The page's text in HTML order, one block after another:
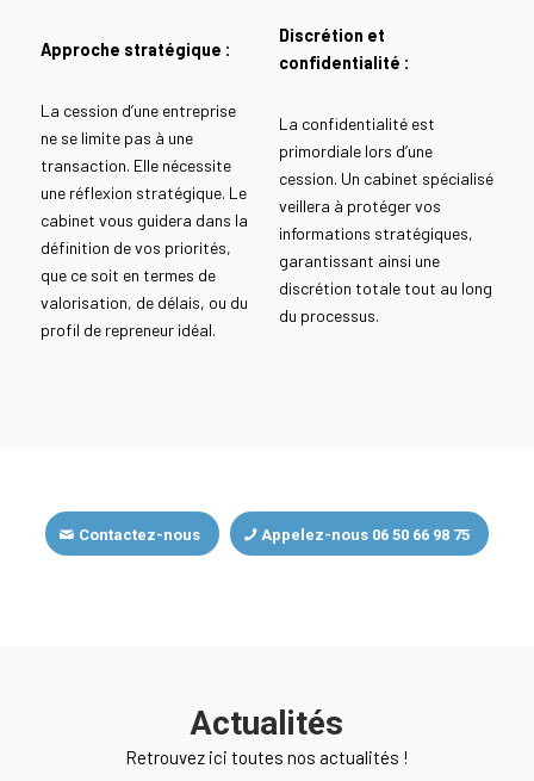
Approche stratégique :
La cession d’une entreprise
ne se limite pas à une
transaction. Elle nécessite
une réflexion stratégique. Le
cabinet vous guidera dans la
définition de vos priorités,
que ce soit en termes de
valorisation, de délais, ou du
profil de repreneur idéal.
Discrétion et
confidentialité :
La confidentialité est
primordiale lors d’une
cession. Un cabinet spécialisé
veillera à protéger vos
informations stratégiques,
garantissant ainsi une
discrétion totale tout au long
du processus.
Contactez-nous Appelez-nous 06 50 66 98 75
Actualités
Retrouvez ici toutes nos actualités !